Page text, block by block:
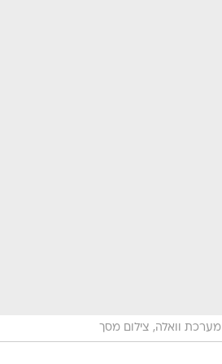
מערכת וואלה, צילום מסך